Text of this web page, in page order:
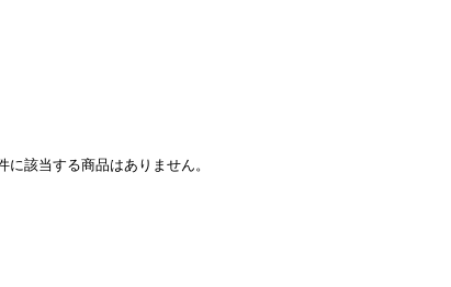
に該当する商品はありません。